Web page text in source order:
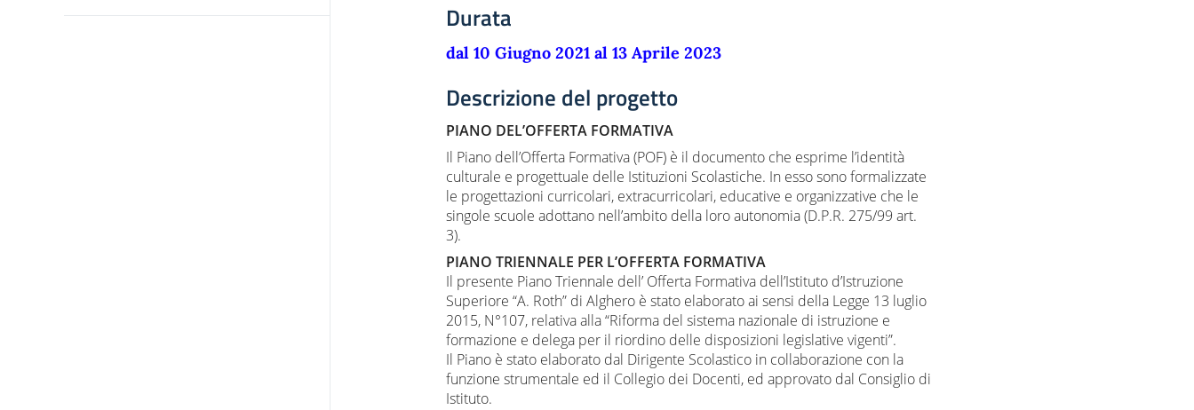
Durata
dal 10 Giugno 2021 al 13 Aprile 2023
Descrizione del progetto
PIANO DEL’OFFERTA FORMATIVA
Il Piano dell’Offerta Formativa (POF) è il documento che esprime l’identità
culturale e progettuale delle Istituzioni Scolastiche. In esso sono formalizzate
le progettazioni curricolari, extracurricolari, educative e organizzative che le
singole scuole adottano nell’ambito della loro autonomia (D.P.R. 275/99 art.
3).
PIANO TRIENNALE PER L’OFFERTA FORMATIVA
Il presente Piano Triennale dell’ Offerta Formativa dell’Istituto d’Istruzione
Superiore “A. Roth” di Alghero è stato elaborato ai sensi della Legge 13 luglio
2015, N°107, relativa alla “Riforma del sistema nazionale di istruzione e
formazione e delega per il riordino delle disposizioni legislative vigenti”.
Il Piano è stato elaborato dal Dirigente Scolastico in collaborazione con la
funzione strumentale ed il Collegio dei Docenti, ed approvato dal Consiglio di
Istituto.